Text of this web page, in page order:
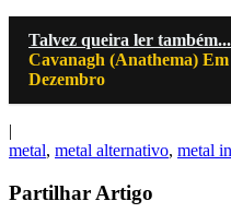
Talvez queira ler também...
Cavanagh (Anathema)
Dezembro
|
metal, metal alternativo, metal
Partilhar Artigo